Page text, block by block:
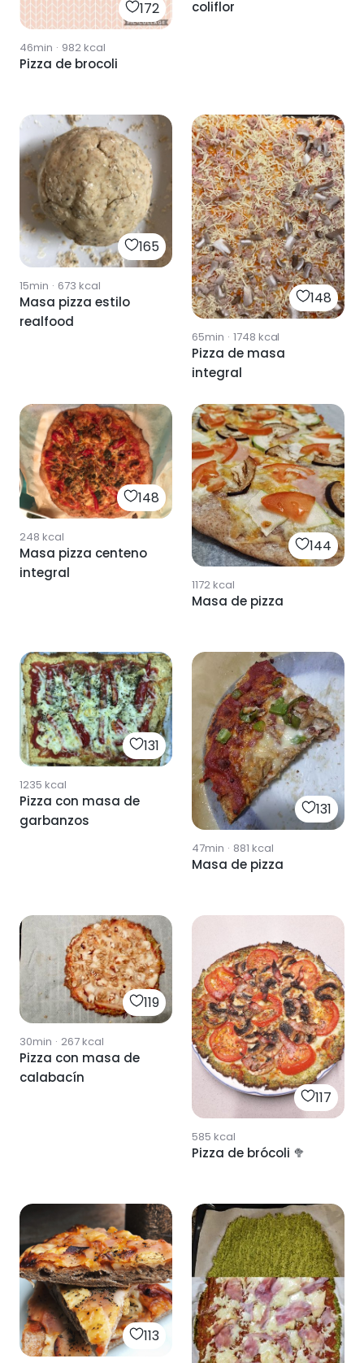
172
46min · 982kcal
Pizza de brocoli
coliflor
165
15min · 673 kcal
Masa pizza estilo
realfood
148
65min · 1748 kcal
Pizza de masa
integral
148
248 kcal
Masa pizza centeno
integral
144
1172kcal
Masa de pizza
131
1235 kcal
Pizza con masa de
garbanzos
131
47min · 881 kcal
Masa de pizza
119
30min · 267kcal
Pizza con masa de
calabacín
117
585 kcal
Pizza de brócoli 🥦
113